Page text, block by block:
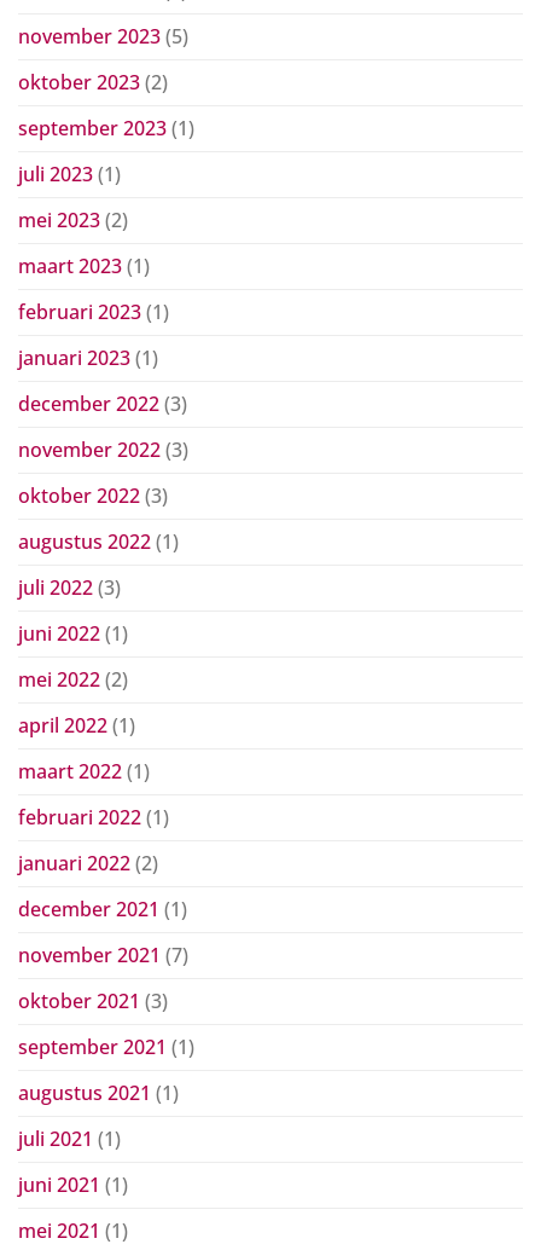
november 2023(5)
oktober 2023(2)
september 2023(1)
juli 2023(1)
mei 2023(2)
maart 2023(1)
februari 2023(1)
januari 2023(1)
december 2022(3)
november 2022(3)
oktober 2022(3)
augustus 2022(1)
juli 2022(3)
juni 2022(1)
mei 2022(2)
april 2022(1)
maart 2022(1)
februari 2022(1)
januari 2022(2)
december 2021 (1)
november 2021 (7)
oktober 2021 (3)
september 2021 (1)
augustus 2021 (1)
juli 2021 (1)
juni 2021 (1)
mei 2021 (1)